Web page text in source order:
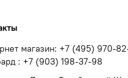
магазин: +7 (495) 970-
: +7 (903) 198-37-98